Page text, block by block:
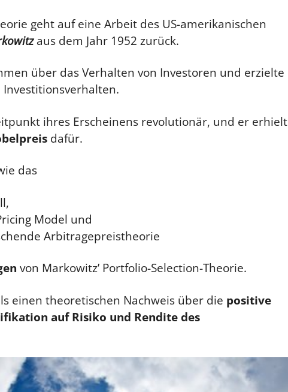
geht auf eine Arbeit des US-amerikanischen
aus dem Jahr 1952 zurück.
über das Verhalten von Investoren und erzielte
Investitionsverhalten.
ihres Erscheinens revolutionär, und er erhielt
dafür.
das
Model und
Arbitragepreistheorie
von Markowitz’ Portfolio-Selection-Theorie.
einen theoretischen Nachweis über die positive
auf Risiko und Rendite des